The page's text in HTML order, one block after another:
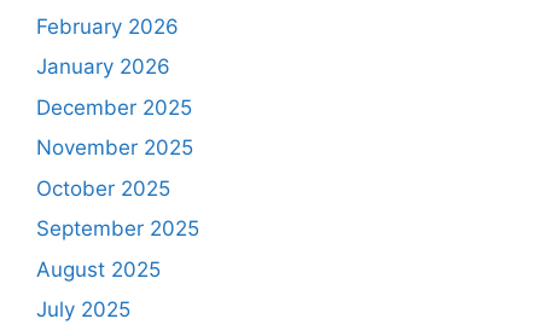
February 2026
January 2026
December 2025
November 2025
October 2025
September 2025
August 2025
July 2025